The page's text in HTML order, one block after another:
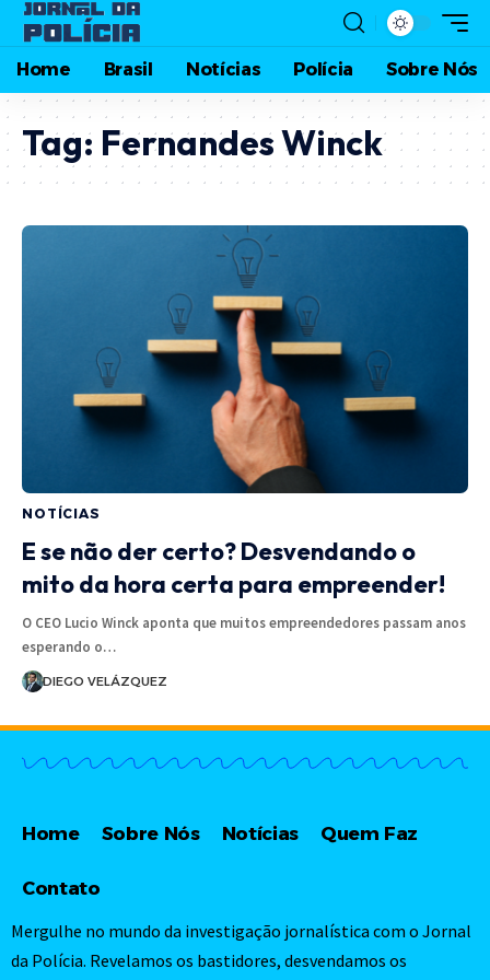
Home Brasil Notícias Polícia Sobre Nós
Tag: Fernandes Winck
NOTÍCIAS
E se não der certo? Desvendando o
mito da hora certa para empreender!
O CEO Lucio Winck aponta que muitos empreendedores passam anos
esperando o…
DIEGO VELÁZQUEZ
Home Sobre Nós Notícias Quem Faz
Contato
Mergulhe no mundo da investigação jornalística com o Jornal
da Polícia. Revelamos os bastidores, desvendamos os